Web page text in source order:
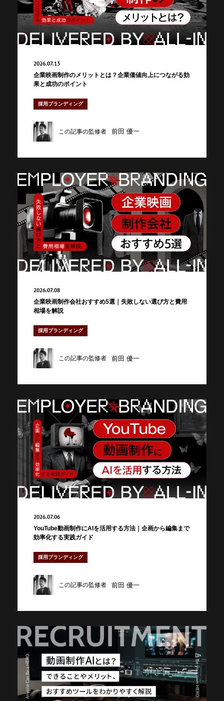
2026.07.13
企業映画制作のメリットとは？企業価値向上につながる効
果と成功のポイント
採用ブランディング
この記事の監修者 前田 優一
2026.07.08
企業映画制作会社おすすめ5選｜失敗しない選び方と費用
相場を解説
採用ブランディング
この記事の監修者 前田 優一
2026.07.06
YouTube動画制作にAIを活用する方法｜企画から編集まで
効率化する実践ガイド
採用ブランディング
この記事の監修者 前田 優一